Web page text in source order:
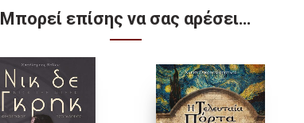
Μπορεί επίσης να σας αρέσει…